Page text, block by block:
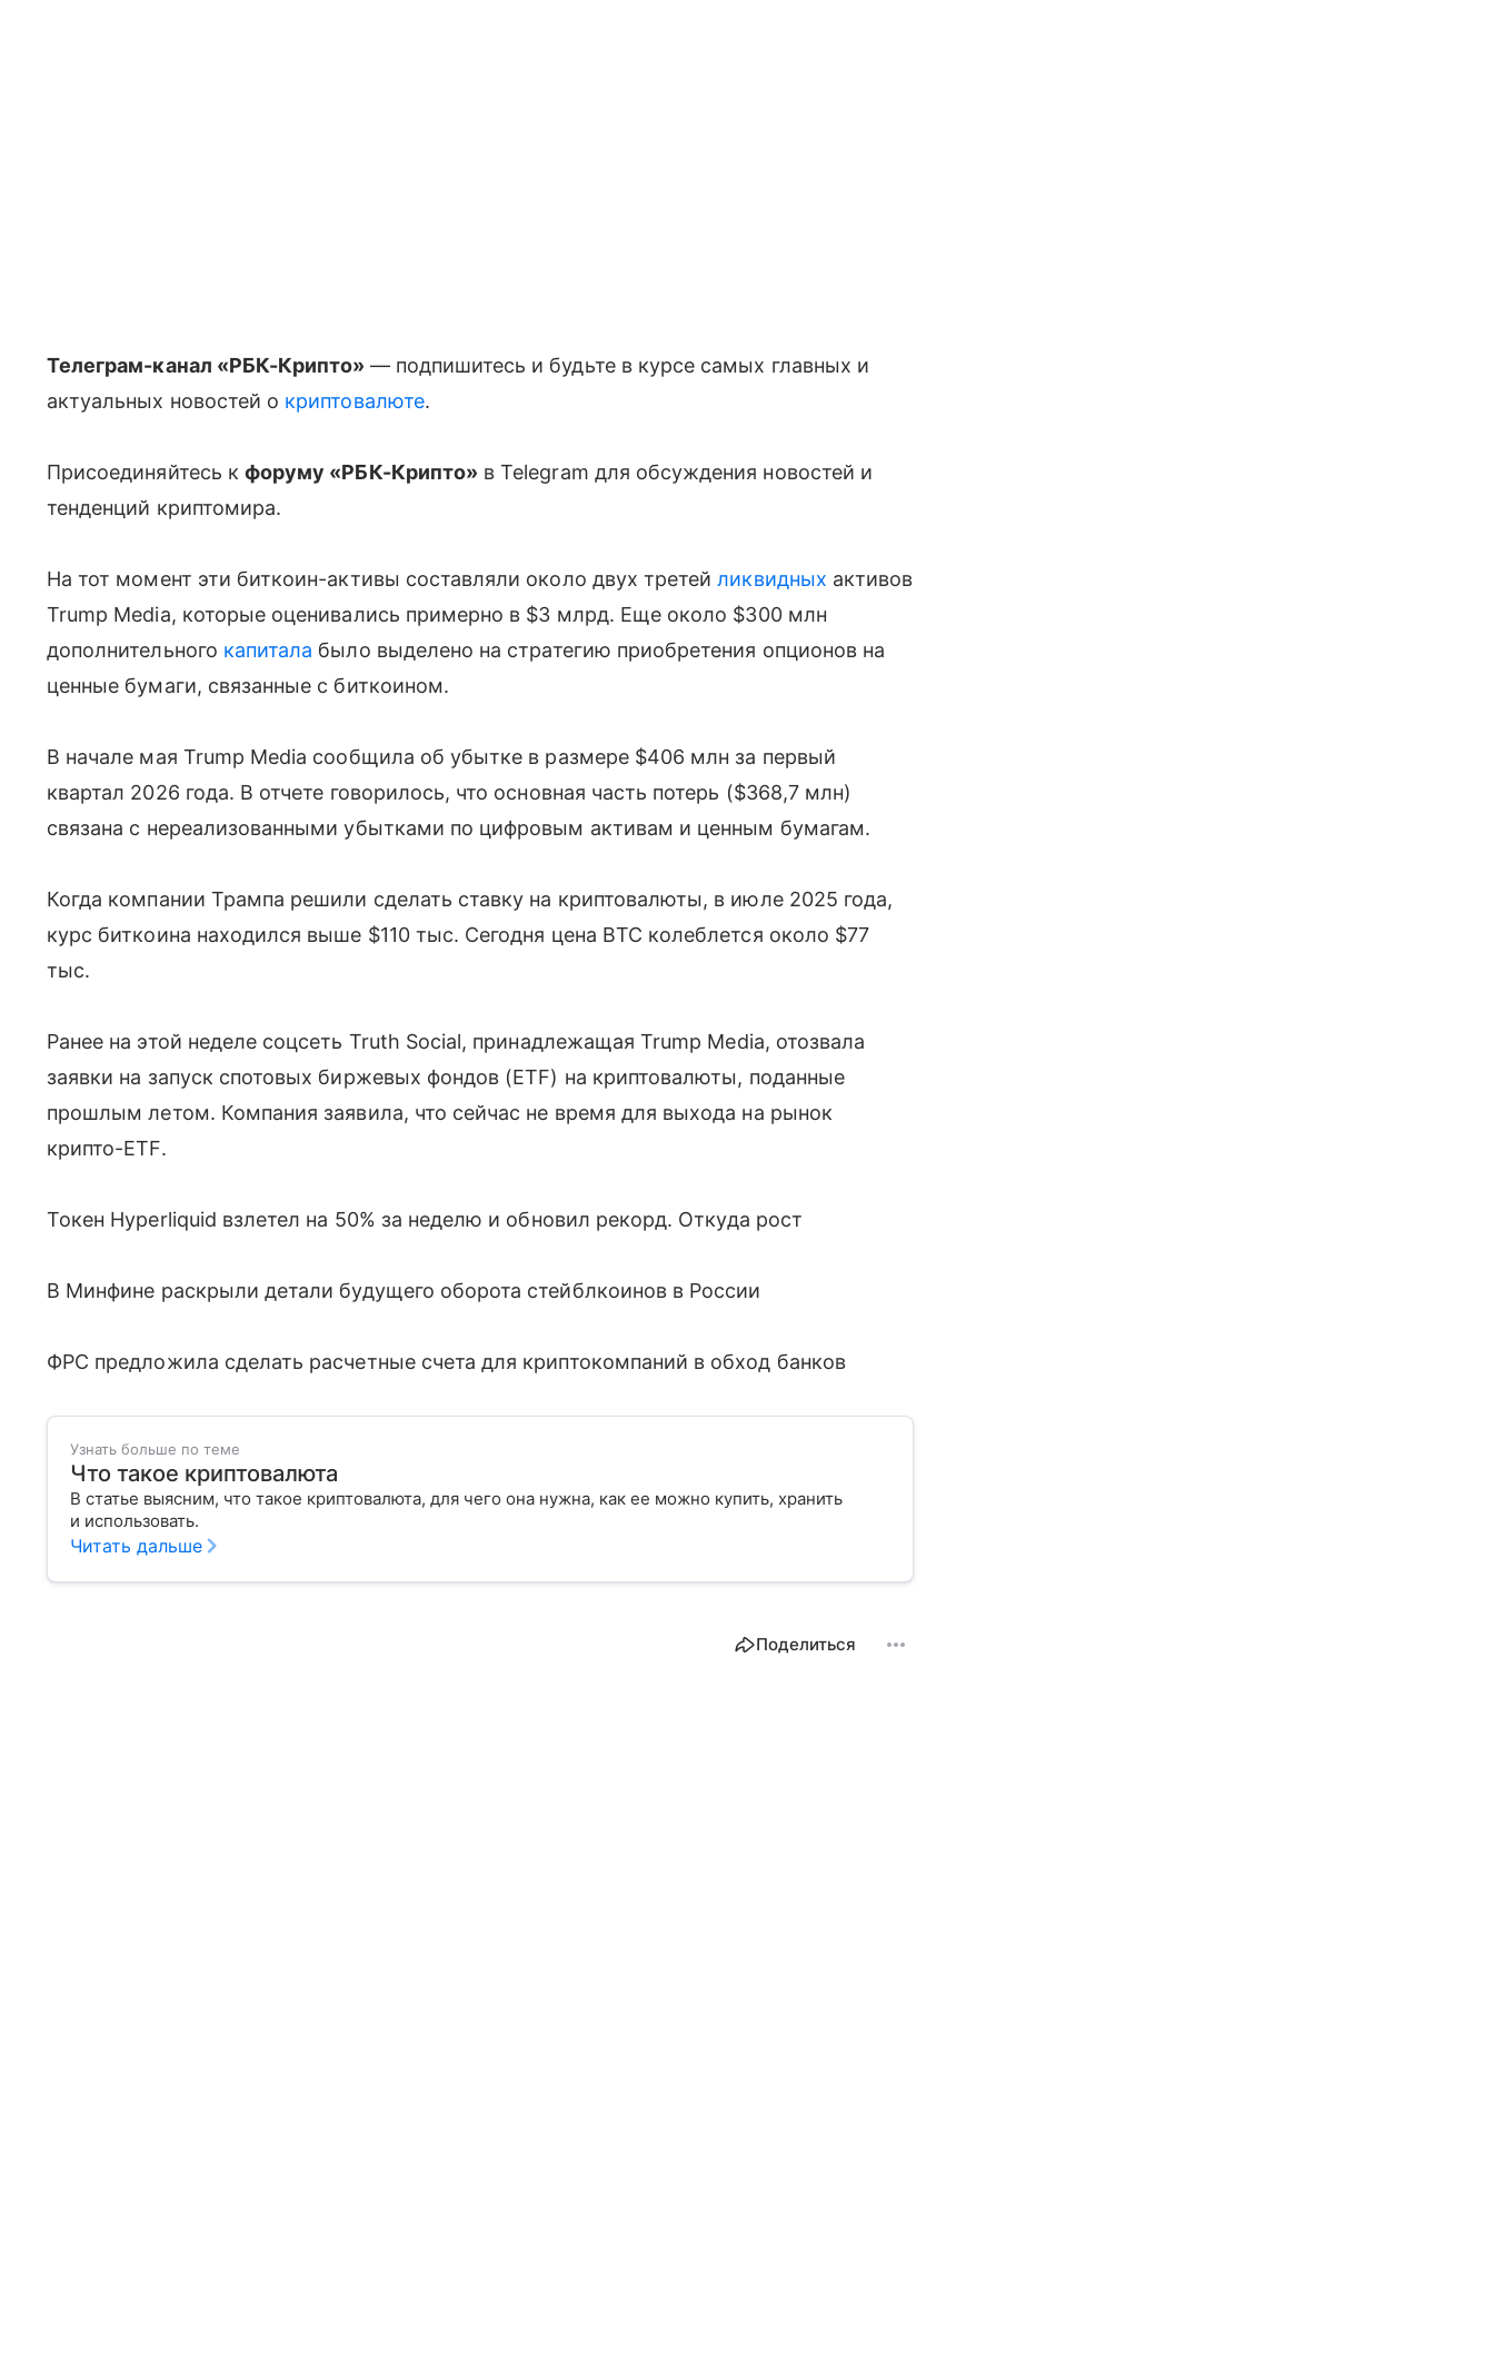
Телеграм-канал «РБК-Крипто» — подпишитесь и будьте в курсе самых главных и
актуальных новостей о криптовалюте.
Присоединяйтесь к форуму «РБК-Крипто» в Telegram для обсуждения новостей и
тенденций криптомира.
На тот момент эти биткоин-активы составляли около двух третейликвидных активов
Trump Media, которые оценивались примерно в $3 млрд. Еще около $300 млн
дополнительного капитала было выделено на стратегию приобретения опционов на
ценные бумаги, связанные с биткоином.
В начале мая Trump Media сообщила об убытке в размере $406 млн за первый
квартал 2026 года. В отчете говорилось, что основная часть потерь ($368,7 млн)
связана с нереализованными убытками по цифровым активам и ценным бумагам.
Когда компании Трампа решили сделать ставку на криптовалюты, в июле 2025 года,
курс биткоина находился выше $110 тыс. Сегодня цена BTC колеблется около $77
тыс.
Ранее на этой неделе соцсеть Truth Social, принадлежащая Trump Media, отозвала
заявки на запуск спотовых биржевых фондов (ETF) на криптовалюты, поданные
прошлым летом. Компания заявила, что сейчас не время для выхода на рынок
крипто-ETF.
Токен Hyperliquid взлетел на 50% за неделю и обновил рекорд. Откуда рост
В Минфине раскрыли детали будущего оборота стейблкоинов в России
ФРС предложила сделать расчетные счета для криптокомпаний в обход банков
Узнать больше по теме
Что такое криптовалюта
В статье выясним, что такое криптовалюта, для чего она нужна, как ее можно купить, хранить
и использовать.
Читать дальше
Поделиться